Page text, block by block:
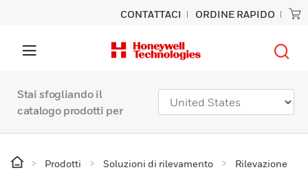
CONTATTACI ORDINE RAPIDO
Stai sfogliando il
catalogo prodotti per
Prodotti Soluzioni di rilevamento
Rilevazione